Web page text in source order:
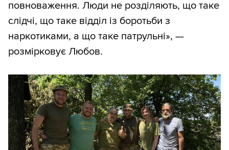
повноваження. Люди не розділяють, що таке
слідчі, що таке відділ із боротьби з
наркотиками, а що таке патрульні», —
розмірковує Любов.